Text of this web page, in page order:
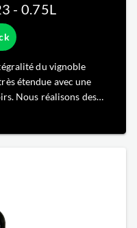
- 0.75L
du vignoble
étendue avec une
Nous réalisons des